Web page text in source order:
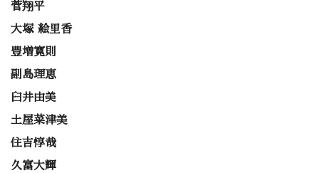
菅翔平
大塚 絵里香
豊増寛則
副島理恵
臼井由美
土屋菜津美
住吉惇哉
久富大輝